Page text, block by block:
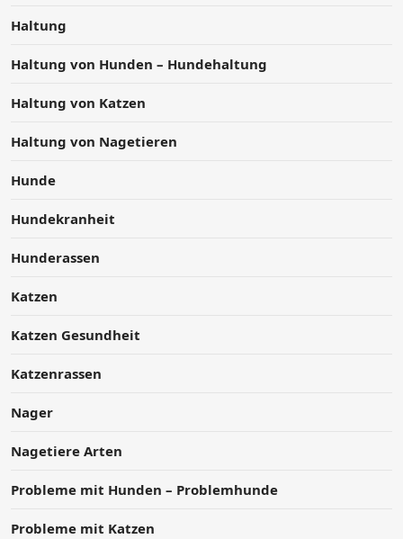
Haltung
Haltung von Hunden – Hundehaltung
Haltung von Katzen
Haltung von Nagetieren
Hunde
Hundekranheit
Hunderassen
Katzen
Katzen Gesundheit
Katzenrassen
Nager
Nagetiere Arten
Probleme mit Hunden – Problemhunde
Probleme mit Katzen